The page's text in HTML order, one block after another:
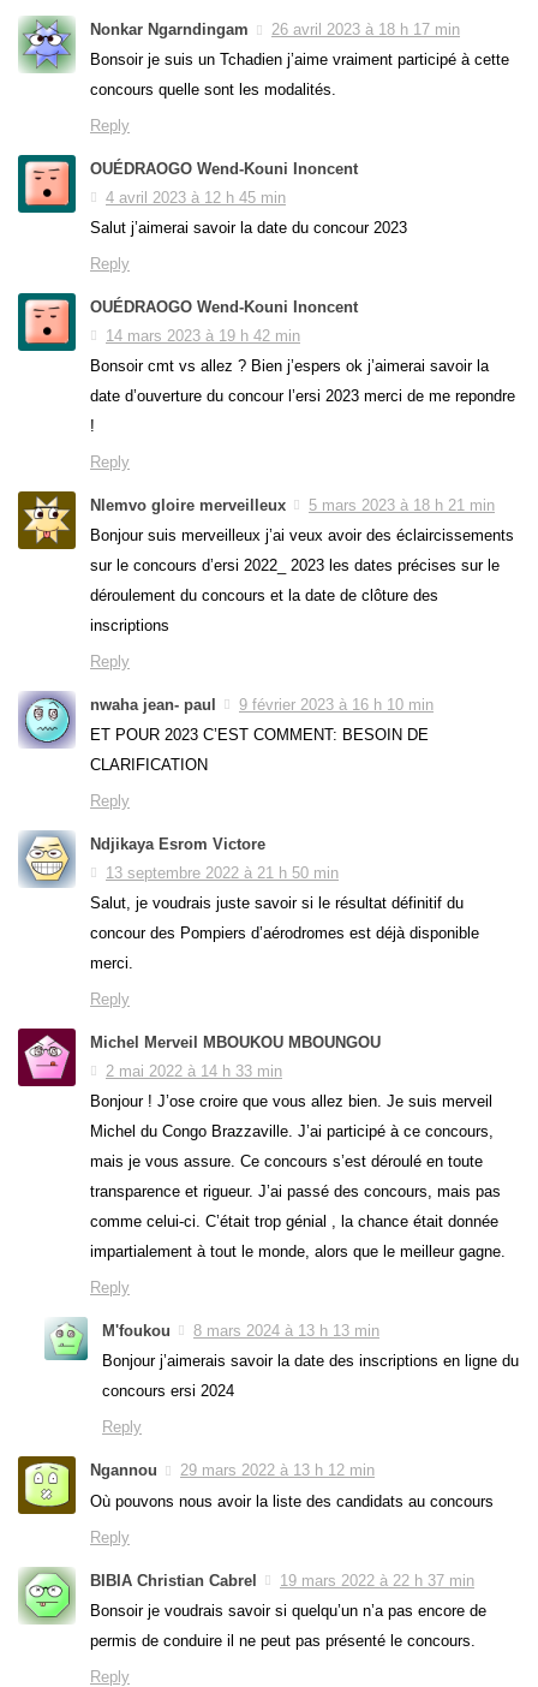
Nonkar Ngarndingam
26 avril 2023 à 18 h 17 min
Bonsoir je suis un Tchadien j’aime vraiment participé à cette
concours quelle sont les modalités.
Reply
OUÉDRAOGO Wend-Kouni Inoncent
4 avril 2023 à 12 h 45 min
Salut j’aimerai savoir la date du concour 2023
Reply
OUÉDRAOGO Wend-Kouni Inoncent
14 mars 2023 à 19 h 42 min
Bonsoir cmt vs allez ? Bien j’espers ok j’aimerai savoir la
date d’ouverture du concour l’ersi 2023 merci de me repondre
!
Reply
Nlemvo gloire merveilleux
5 mars 2023 à 18 h 21 min
Bonjour suis merveilleux j’ai veux avoir des éclaircissements
sur le concours d’ersi 2022_ 2023 les dates précises sur le
déroulement du concours et la date de clôture des
inscriptions
Reply
nwaha jean- paul
9 février 2023 à 16 h 10 min
ET POUR 2023 C’EST COMMENT: BESOIN DE
CLARIFICATION
Reply
Ndjikaya Esrom Victore
13 septembre 2022 à 21 h 50 min
Salut, je voudrais juste savoir si le résultat définitif du
concour des Pompiers d’aérodromes est déjà disponible
merci.
Reply
Michel Merveil MBOUKOU MBOUNGOU
2 mai 2022 à 14 h 33 min
Bonjour ! J’ose croire que vous allez bien. Je suis merveil
Michel du Congo Brazzaville. J’ai participé à ce concours,
mais je vous assure. Ce concours s’est déroulé en toute
transparence et rigueur. J’ai passé des concours, mais pas
comme celui-ci. C’était trop génial , la chance était donnée
impartialement à tout le monde, alors que le meilleur gagne.
Reply
M'foukou
8 mars 2024 à 13 h 13 min
Bonjour j’aimerais savoir la date des inscriptions en ligne du
concours ersi 2024
Reply
Ngannou
29 mars 2022 à 13 h 12 min
Où pouvons nous avoir la liste des candidats au concours
Reply
BIBIA Christian Cabrel
19 mars 2022 à 22 h 37 min
Bonsoir je voudrais savoir si quelqu’un n’a pas encore de
permis de conduire il ne peut pas présenté le concours.
Reply